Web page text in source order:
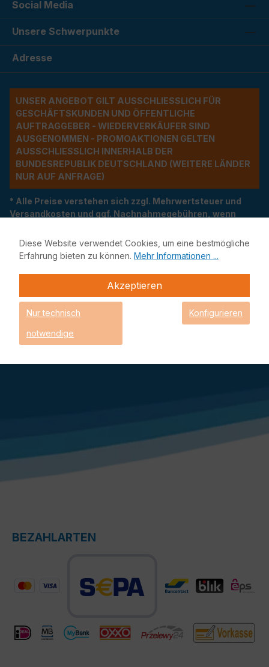
Social Media
Unsere Schwerpunkte
Adresse
UNSER ANGEBOT GILT AUSSCHLIESSLICH FÜR G
ESCHÄFTSKUNDEN UND ÖFFENTLICHE A
UFTRAGGEBER - WIEDERVERKÄUFER SIND A
USGENOMMEN - PROMOAKTIONEN GELTEN A
USSCHLIESSLICH INNERHALB DER BU
NDESREPUBLIK DEUTSCHLAND (WEITERE LÄNDER NU
R AUF ANFRAGE)
* Alle Preise verstehen sich zzgl. Mehrwertsteuer und
Versandkosten und ggf. Nachnahmegebühren, wenn
** Lieferzeitangabe, sofern es sich um Lagerware
handelt. Einige Produkte könnten bereits nicht mehr auf
Lager sein und müssen nachgeliefert werden. Das
genaue Lieferdatum erhalten Sie mit Ihrer
EnBITCon, sowie das EnBITCon Logo sind eingetragene
Marken der EnBITCon GmbH - Alle Rechte vorbehalten - ©
BEZAHLARTEN
Diese Website verwendet Cookies, um eine bestmögliche
Erfahrung bieten zu können. Mehr Informationen ...
Akzeptieren
Nur technisch
notwendige
Konfigurieren